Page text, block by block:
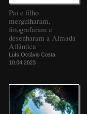
Pai e filho
mergulharam,
fotografaram e
desenharam a Almada
Atlântica
Luís Octávio Costa
10.04.2023